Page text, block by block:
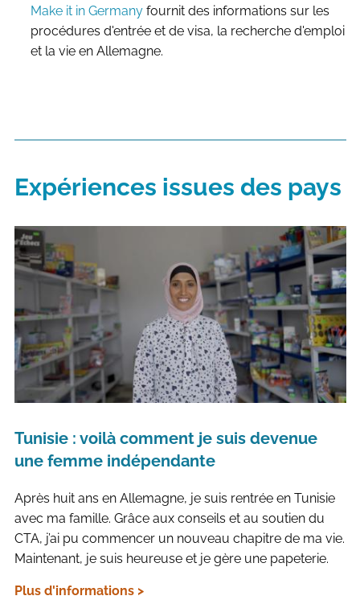
Make it in Germanyfournit des informations sur les
procédures d'entrée et de visa, la recherche d'emploi
et la vie en Allemagne.
Expériences issues des pays
Tunisie : voilà comment je suis devenue
une femme indépendante
Après huit ans en Allemagne, je suis rentrée en Tunisie
avec ma famille. Grâce aux conseils et au soutien du
CTA, j’ai pu commencer un nouveau chapitre de ma vie.
Maintenant, je suis heureuse et je gère une papeterie.
Plus d'informations >